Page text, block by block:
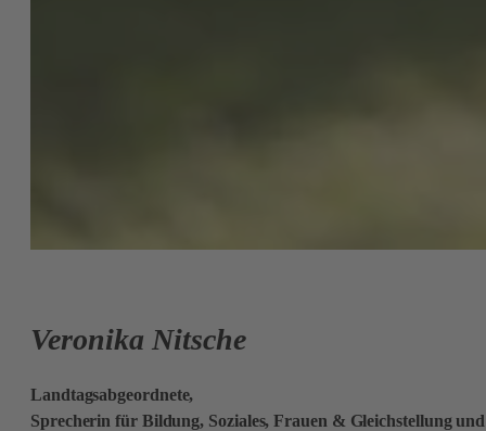
Veronika Nitsche
Landtagsabgeordnete,
Sprecherin für Bildung, Soziales, Frauen & Gleichstellung und